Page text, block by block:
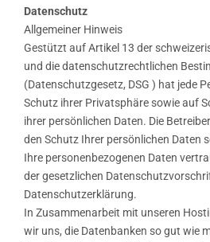
Bio-Softlaser
Licht-Therapie
Therapie für Kinder
Über mich
Kontakt
Datenschutz
Allgemeiner Hinweis
Gestützt auf Artikel 13 der
und die datenschutzrechtlichen
(Datenschutzgesetz, DSG ) hat jede
Schutz ihrer Privatsphäre sowie auf
ihrer persönlichen Daten. Die
den Schutz Ihrer persönlichen Daten
Ihre personenbezogenen Daten
der gesetzlichen
Datenschutzerklärung.
In Zusammenarbeit mit unseren
wir uns, die Datenbanken so gut wie